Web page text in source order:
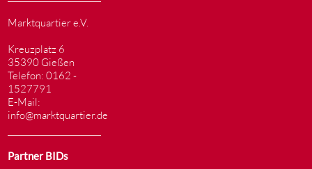
Marktquartier e.V.
Kreuzplatz 6
35390 Gießen
Telefon: 0162 -
1527791
E-Mail:
info@marktquartier.de
Partner BIDs